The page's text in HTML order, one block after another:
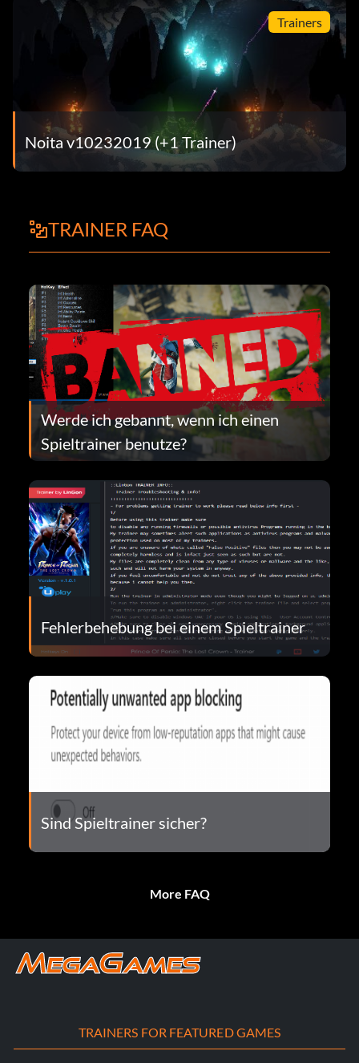
Trainers
Noita v10232019 (+1 Trainer)
TRAINER FAQ
Werde ich gebannt, wenn ich einen
Spieltrainer benutze?
Fehlerbehebung bei einem Spieltrainer
Sind Spieltrainer sicher?
More FAQ
TRAINERS FOR FEATURED GAMES